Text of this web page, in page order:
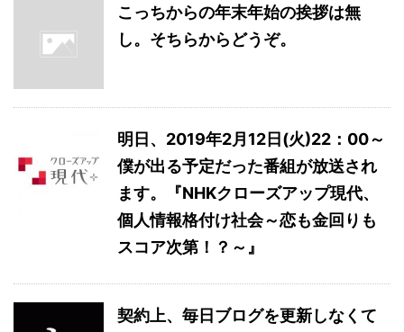
こっちからの年末年始の挨拶は無
し。そちらからどうぞ。
明日、2019年2月12日(火)22：00～
僕が出る予定だった番組が放送され
ます。『NHKクローズアップ現代、
個人情報格付け社会～恋も金回りも
スコア次第！？～』
契約上、毎日ブログを更新しなくて